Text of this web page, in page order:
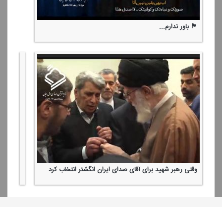
🏴 باور ندارم...
وقتی رهبر شهید برای آقای صدای ایران انگشتر انتخاب كرد